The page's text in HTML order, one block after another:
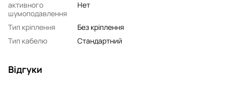
активного
шумоподавлення
Нет
Тип кріплення
Без кріплення
Тип кабелю
Стандартний
Відгуки